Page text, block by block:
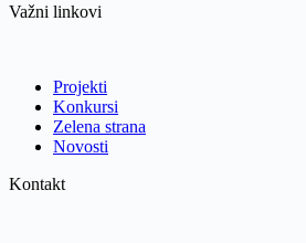
Važni linkovi
Projekti
Konkursi
Zelena strana
Novosti
Kontakt